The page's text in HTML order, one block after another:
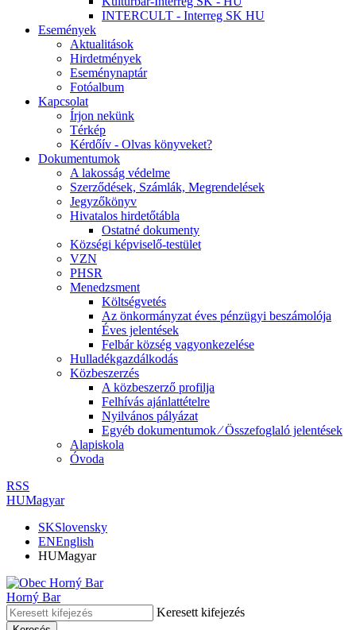
INTERCULT - Interreg SK HU
Események
Aktualitások
Hirdetmények
Eseménynaptár
Fotóalbum
Kapcsolat
Írjon nekünk
Térkép
Kérdőív - Olvas könyveket?
Dokumentumok
A lakosság védelme
Szerződések, Számlák, Megrendelések
Jegyzőkönyv
Hivatalos hirdetőtábla
Ostatné dokumenty
Községi képviselő-testület
VZN
PHSR
Menedzsment
Költségvetés
Az önkormányzat éves pénzügyi beszámolója
Éves jelentések
Felbár község vagyonkezelése
Hulladékgazdálkodás
Közbeszerzés
A közbeszerző profilja
Felhívás ajánlattételre
Nyilvános pályázat
Egyéb dokumentumok ⁄ Összefoglaló jelentések
Alapiskola
Óvoda
RSS
HUMagyar
SKSlovensky
ENEnglish
HUMagyar
Horný Bar
Keresett kifejezés